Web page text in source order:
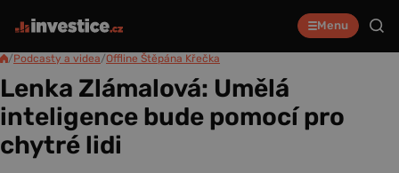
Menu
/Podcasty a videa/Offline Štěpána Křečka
Lenka Zlámalová: Umělá
inteligence bude pomocí pro
chytré lidi